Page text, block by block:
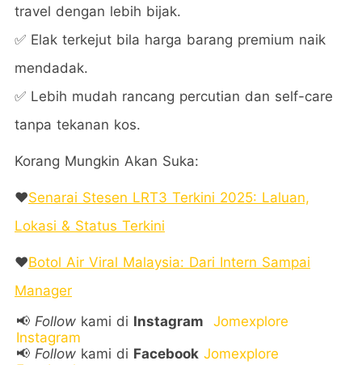
travel dengan lebih bijak.
✅ Elak terkejut bila harga barang premium naik
mendadak.
✅ Lebih mudah rancang percutian dan self-care
tanpa tekanan kos.
Korang Mungkin Akan Suka:
❤️Senarai Stesen LRT3 Terkini 2025: Laluan,
Lokasi & Status Terkini
❤️Botol Air Viral Malaysia: Dari Intern Sampai
Manager
📢 Follow kami di Instagram
Jomexplore
Instagram
📢 Follow kami di Facebook Jomexplore